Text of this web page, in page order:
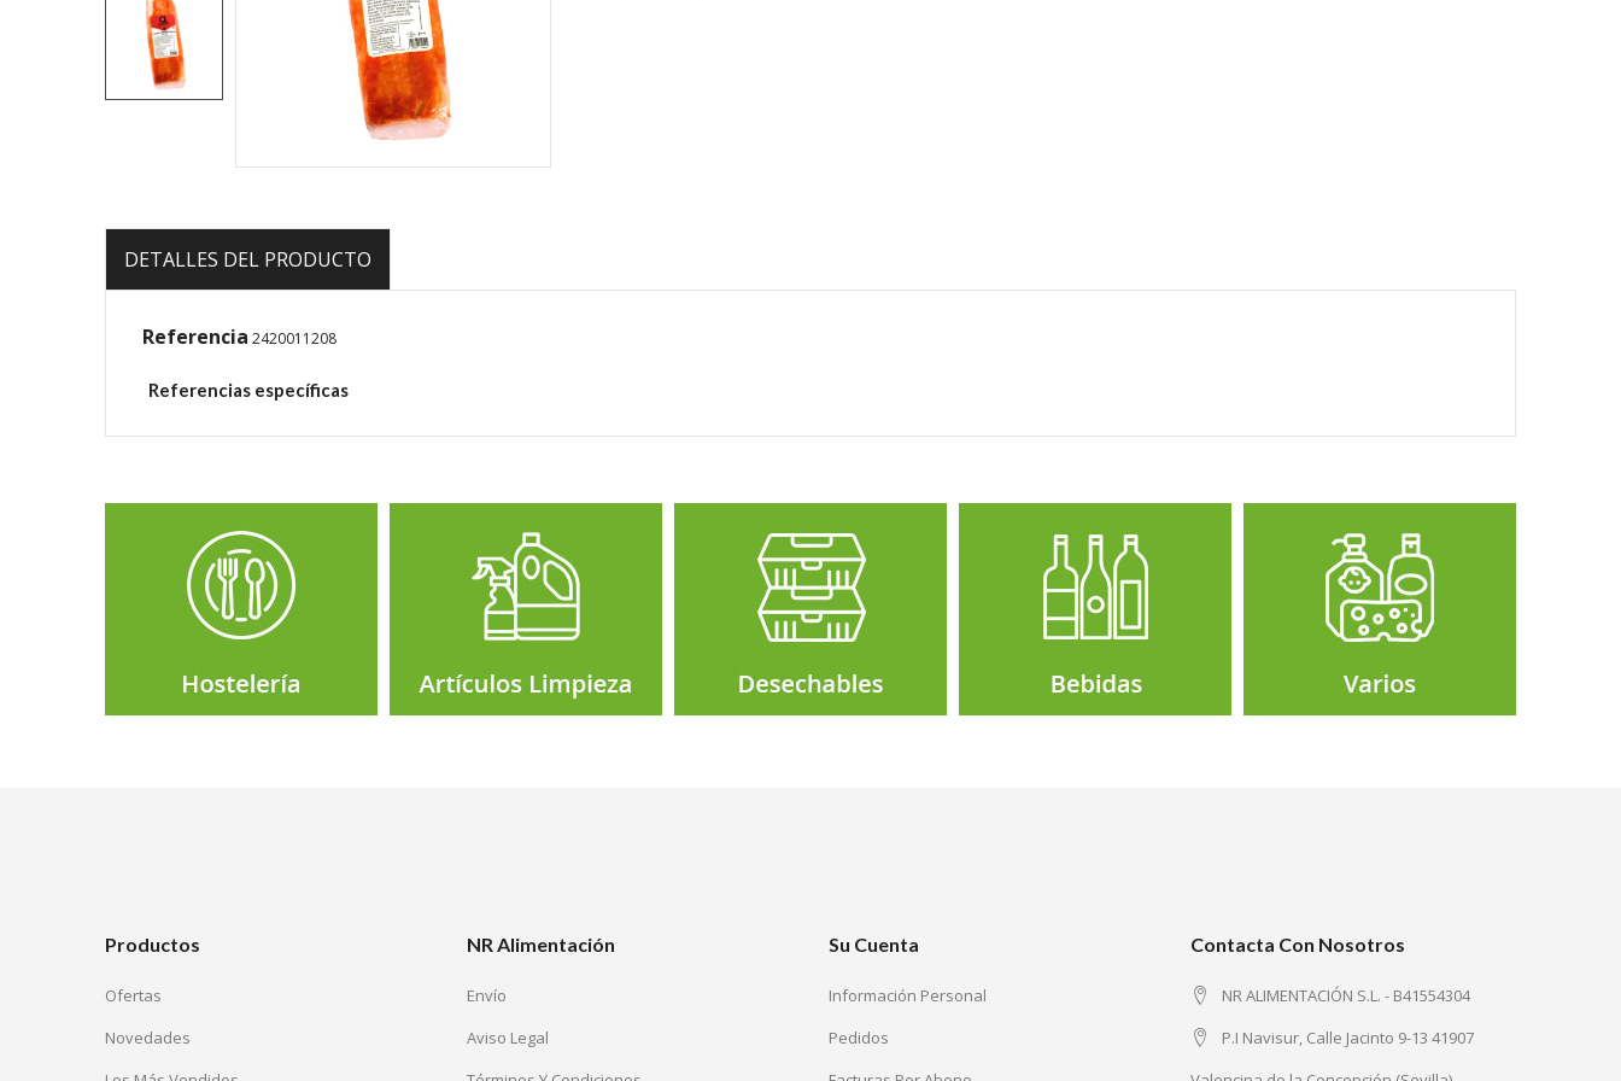
DETALLES DEL PRODUCTO
Referencia 2420011208
Referencias específicas
Productos
Ofertas
Novedades
NR Alimentación
Envío
Aviso Legal
Su Cuenta
Información Personal
Pedidos
Contacta Con Nosotros
NR ALIMENTACIÓN S.L. - B41554304
P.I Navisur, Calle Jacinto 9-13 41907